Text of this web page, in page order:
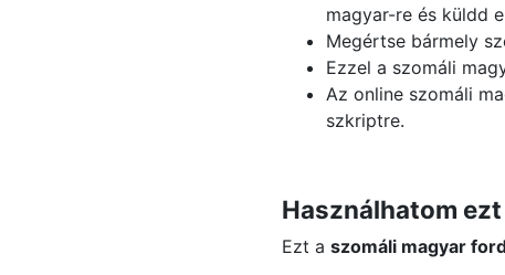
magyar-re és küldd
Megértse bármely
Ezzel a szomáli
Az online szomáli
szkriptre.
Használhatom
Ezt aszomáli magyar